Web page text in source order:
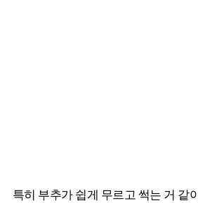
특히 부추가 쉽게 무르고 썩는 거 같